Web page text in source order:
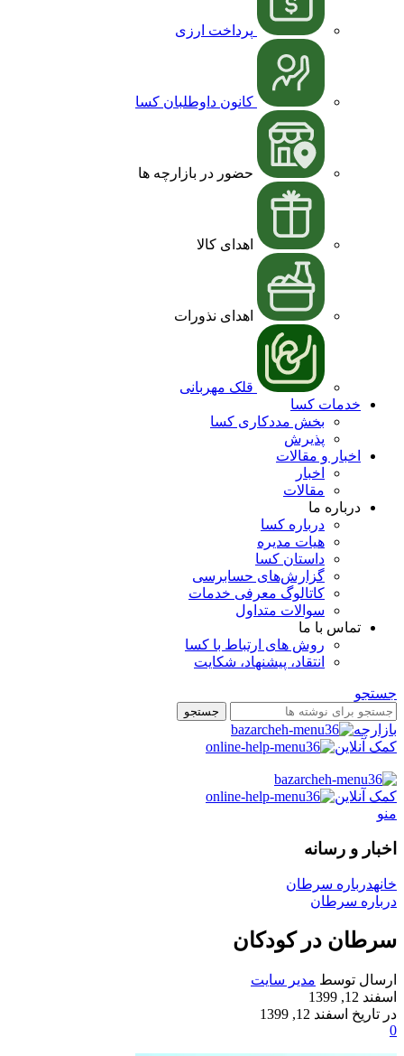
پرداخت ارزی
کانون داوطلبان کسا
حضور در بازارچه ها
اهدای کالا
اهدای نذورات
قلک مهربانی
خدمات کسا
بخش مددکاری کسا
پذیرش
اخبار و مقالات
اخبار
مقالات
درباره ما
درباره کسا
هیات مدیره
داستان کسا
گزارش‌هاى حسابرسی
کاتالوگ معرفی خدمات
سوالات متداول
تماس با ما
روش های ارتباط با کسا
انتقاد، پیشنهاد، شکایت
جستجو
جستجو
بازارچه
کمک آنلاین
کمک آنلاین
منو
اخبار و رسانه
خانهدرباره سرطان
درباره سرطان
سرطان در کودکان
ارسال توسط مدیر سایت
اسفند 12, 1399
در تاریخ اسفند 12, 1399
0